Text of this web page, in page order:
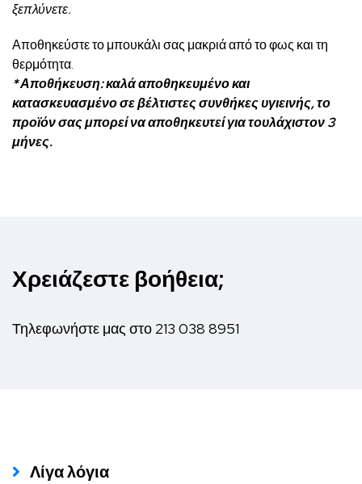
ξεπλύνετε.
Αποθηκεύστε το μπουκάλι σας μακριά από το φως και τη
θερμότητα.
* Αποθήκευση:καλά αποθηκευμένο και
κατασκευασμένο σε βέλτιστες συνθήκες υγιεινής, το
προϊόν σας μπορεί να αποθηκευτεί για τουλάχιστον 3
μήνες.
Χρειάζεστε βοήθεια;
Τηλεφωνήστε μας στο 213 038 8951
Λίγα λόγια